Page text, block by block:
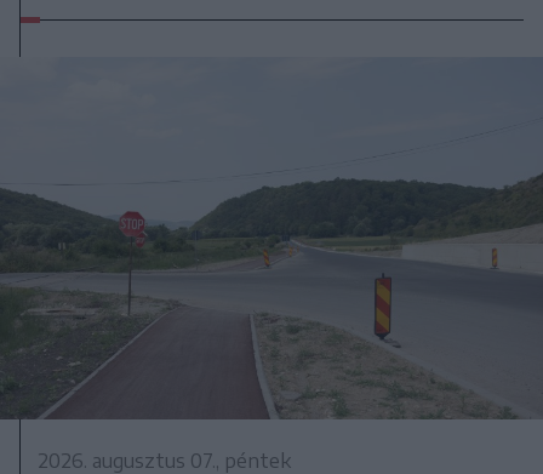
2026. augusztus 07., péntek